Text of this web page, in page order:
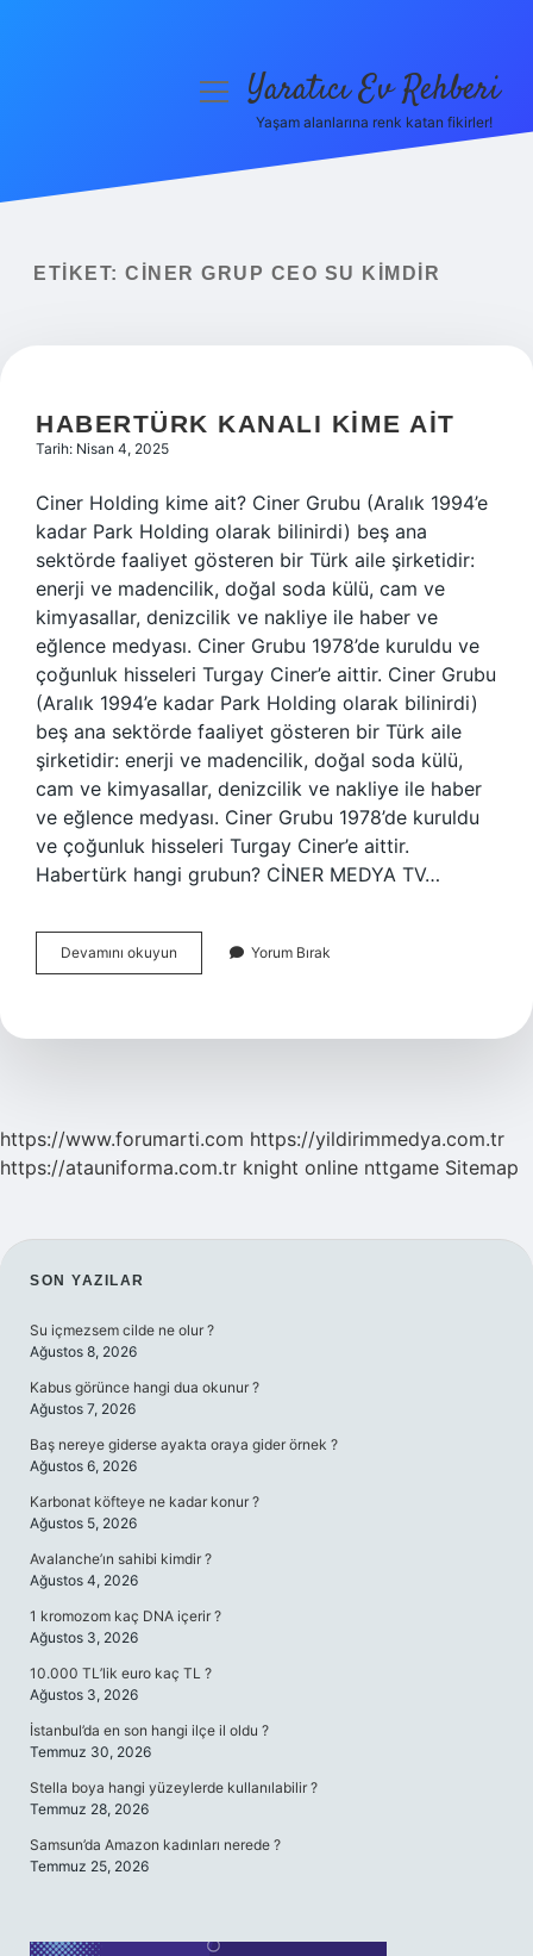
Yasal Uyarı
menüyüYaratıcı Ev Rehberi
Yaşam alanlarına renk katan fikirler!
ETIKET: CINER GRUP CEO SU KIMDIR
HABERTÜRK KANALI KIME AIT
Tarih: Nisan 4, 2025
Ciner Holding kime ait? Ciner Grubu (Aralık 1994’e
kadar Park Holding olarak bilinirdi) beş ana
sektörde faaliyet gösteren bir Türk aile şirketidir:
enerji ve madencilik, doğal soda külü, cam ve
kimyasallar, denizcilik ve nakliye ile haber ve
eğlence medyası. Ciner Grubu 1978’de kuruldu ve
çoğunluk hisseleri Turgay Ciner’e aittir. Ciner Grubu
(Aralık 1994’e kadar Park Holding olarak bilinirdi)
beş ana sektörde faaliyet gösteren bir Türk aile
şirketidir: enerji ve madencilik, doğal soda külü,
cam ve kimyasallar, denizcilik ve nakliye ile haber
ve eğlence medyası. Ciner Grubu 1978’de kuruldu
ve çoğunluk hisseleri Turgay Ciner’e aittir.
Habertürk hangi grubun? CİNER MEDYA TV…
Devamını okuyun Habertürk
Kanalı
Yorum Bırak
https://www.forumarti.com https://yildirimmedya.com.tr
https://atauniforma.com.tr knight online nttgame Sitemap
SIDEBAR
SON YAZILAR
Su içmezsem cilde ne olur ?
Ağustos 8, 2026
Kabus görünce hangi dua okunur ?
Ağustos 7, 2026
Baş nereye giderse ayakta oraya gider örnek ?
Ağustos 6, 2026
Karbonat köfteye ne kadar konur ?
Ağustos 5, 2026
Avalanche’ın sahibi kimdir ?
Ağustos 4, 2026
1 kromozom kaç DNA içerir ?
Ağustos 3, 2026
10.000 TL’lik euro kaç TL ?
Ağustos 3, 2026
İstanbul’da en son hangi ilçe il oldu ?
Temmuz 30, 2026
Stella boya hangi yüzeylerde kullanılabilir ?
Temmuz 28, 2026
Samsun’da Amazon kadınları nerede ?
Temmuz 25, 2026